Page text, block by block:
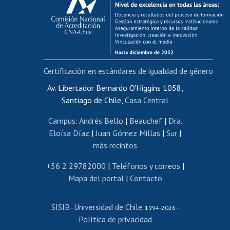
Postulación al AUCAI
Funcionarias/os
Cursos internos de capacitación
Bienestar del personal
Portal de movilidad interna
Certificado de renta
Certificado de renta honorarios
Editar páginas blancas
Extranjeras/os
Revalidación y reconocimiento de títulos
Postulación al Programa de Movilidad Estudiantil
Cursos de español
Av. Libertador Bernardo O'Higgins 1058,
Santiago de Chile, Casa Central
Campus: Andrés Bello | Beauchef| Dra.
Eloísa Díaz | Juan Gómez Millas | Sur |
más recintos
+56 2 29782000 | Teléfonos y correos |
Mapa del portal| Contacto
SISIB - Universidad de Chile , 1994-2026 -
Política de privacidad
Certificación en estándares de igualdad de género